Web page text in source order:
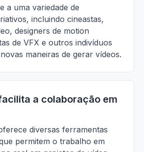
a uma variedade de
incluindo cineastas,
designers de motion
de VFX e outros indivíduos
maneiras de gerar vídeos.
a colaboração em
diversas ferramentas
permitem o trabalho em